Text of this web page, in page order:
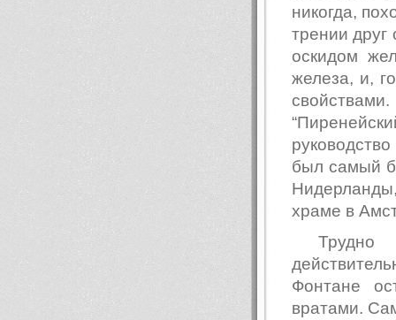
никогда,
трении друг
оскидом
железа, и,
был самый
храме в
Фонтане
вратами.